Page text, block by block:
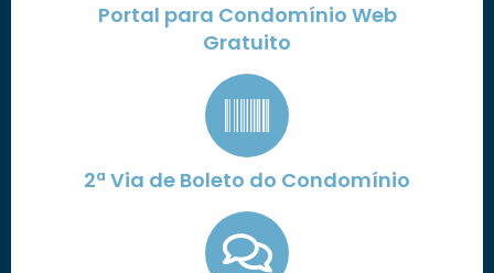
Portal para Condomínio Web
Gratuito
2ª Via de Boleto do Condomínio